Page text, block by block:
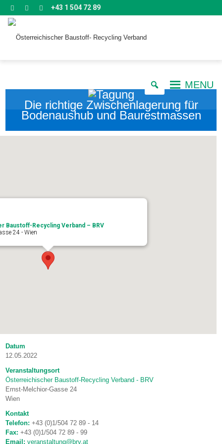
+43 1 504 72 89
MENU
Die richtige Zwischenlagerung für
Bodenaushub und Baurestmassen
Baustoff-Recycling Verband – BRV
24 - Wien
Datum
12.05.2022
Veranstaltungsort
Österreichischer Baustoff-Recycling Verband - BRV
Ernst-Melchior-Gasse 24
Wien
Kontakt
Telefon:+43 (0)1/504 72 89 - 14
Fax:+43 (0)1/504 72 89 - 99
Email: veranstaltung@brv.at